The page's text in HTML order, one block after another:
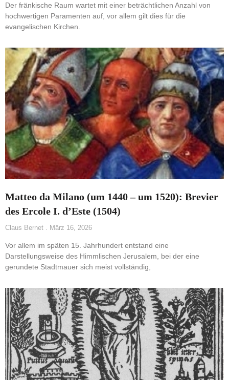
Der fränkische Raum wartet mit einer beträchtlichen Anzahl von
hochwertigen Paramenten auf, vor allem gilt dies für die
evangelischen Kirchen.
Matteo da Milano (um 1440 – um 1520): Brevier
des Ercole I. d’Este (1504)
Claus Bernet März 16, 2026
Vor allem im späten 15. Jahrhundert entstand eine
Darstellungsweise des Himmlischen Jerusalem, bei der eine
gerundete Stadtmauer sich meist vollständig,